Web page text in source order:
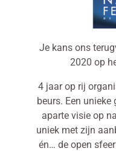
Je kans ons
2020 op
4 jaar op rij
beurs. Een unieke
aparte visie op
uniek met zijn
én… de open